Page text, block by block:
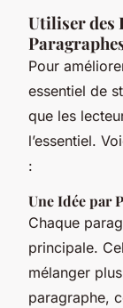
Utiliser des
Pour
essentiel de
que les
l’essentiel.
:
Une Idée par
Chaque
principale.
mélanger
paragraphe,